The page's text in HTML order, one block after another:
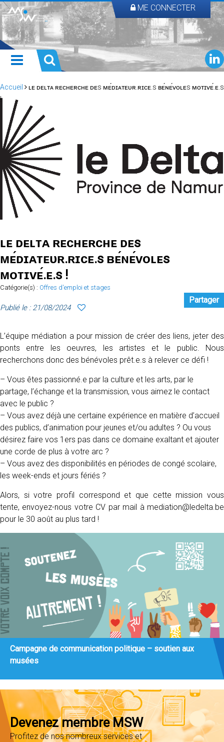
ME CONNECTER
Accueil
ʟᴇ ᴅᴇʟᴛᴀ ʀᴇᴄʜᴇʀᴄʜᴇ ᴅᴇs ᴍᴇ́ᴅɪᴀᴛᴇᴜʀ.ʀɪᴄᴇ.s ʙᴇ́ɴᴇ́ᴠᴏʟᴇs ᴍᴏᴛɪᴠᴇ́.ᴇ.s
!
ʟᴇ ᴅᴇʟᴛᴀ ʀᴇᴄʜᴇʀᴄʜᴇ ᴅᴇs
ᴍᴇ́ᴅɪᴀᴛᴇᴜʀ.ʀɪᴄᴇ.s ʙᴇ́ɴᴇ́ᴠᴏʟᴇs
ᴍᴏᴛɪᴠᴇ́.ᴇ.s !
Catégorie(s) : Offres d'emploi et stages
Publié le : 21/08/2024
Partager
L’équipe médiation a pour mission de créer des liens, jeter des
ponts entre les oeuvres, les artistes et le public. Nous
recherchons donc des bénévoles prêt.e.s à relever ce défi !
– Vous êtes passionné.e par la culture et les arts, par le
partage, l’échange et la transmission, vous aimez le contact
avec le public ?
– Vous avez déjà une certaine expérience en matière d’accueil
des publics, d’animation pour jeunes et/ou adultes ? Ou vous
désirez faire vos 1ers pas dans ce domaine exaltant et ajouter
une corde de plus à votre arc ?
– Vous avez des disponibilités en périodes de congé scolaire,
les week-ends et jours fériés ?
Alors, si votre profil correspond et que cette mission vous
tente, envoyez-nous votre CV par mail à mediation@ledelta.be
pour le 30 août au plus tard !
Campagne de communication politique – soutien aux
musées
Devenez membre MSW
Profitez de nos nombreux services et